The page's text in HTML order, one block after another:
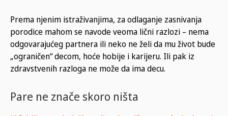
Prema njenim istraživanjima, za odlaganje zasnivanja
porodice mahom se navode veoma lični razlozi – nema
odgovarajućeg partnera ili neko ne želi da mu život bude
„ograničen“ decom, hoće hobije i karijeru. Ili pak iz
zdravstvenih razloga ne može da ima decu.
Pare ne znače skoro ništa